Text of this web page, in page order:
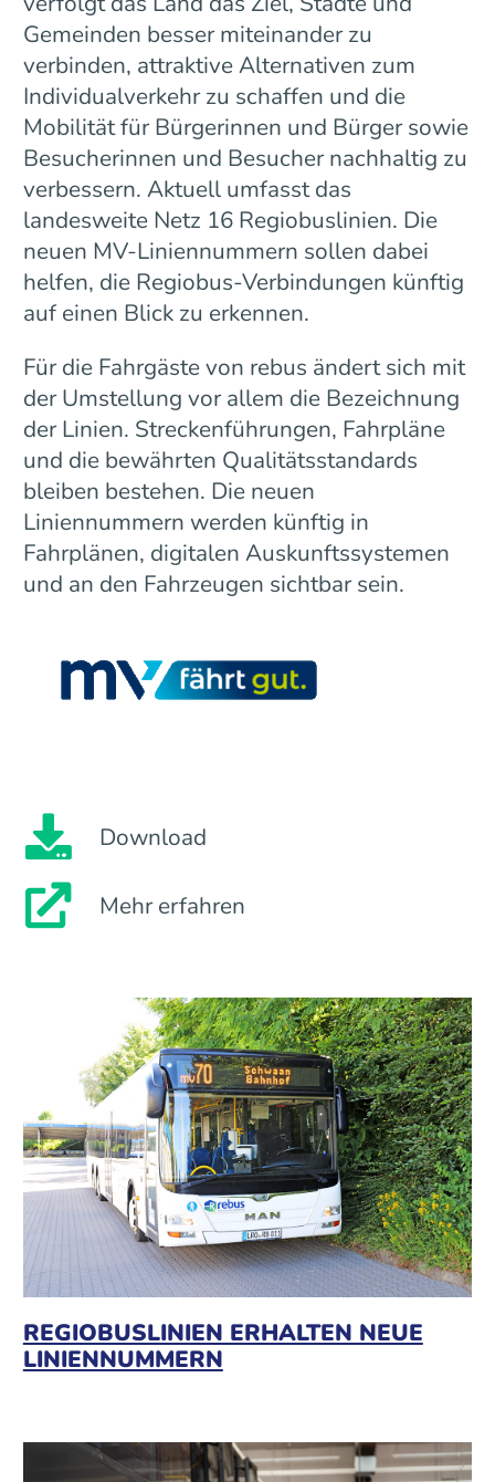
Gemeinden besser miteinander zu
verbinden, attraktive Alternativen zum
Individualverkehr zu schaffen und die
Mobilität für Bürgerinnen und Bürger sowie
Besucherinnen und Besucher nachhaltig zu
verbessern. Aktuell umfasst das
landesweite Netz 16 Regiobuslinien. Die
neuen MV-Liniennummern sollen dabei
helfen, die Regiobus-Verbindungen künftig
auf einen Blick zu erkennen.
Für die Fahrgäste von rebus ändert sich mit
der Umstellung vor allem die Bezeichnung
der Linien. Streckenführungen, Fahrpläne
und die bewährten Qualitätsstandards
bleiben bestehen. Die neuen
Liniennummern werden künftig in
Fahrplänen, digitalen Auskunftssystemen
und an den Fahrzeugen sichtbar sein.
Download
Mehr erfahren
REGIOBUSLINIEN ERHALTEN NEUE
LINIENNUMMERN